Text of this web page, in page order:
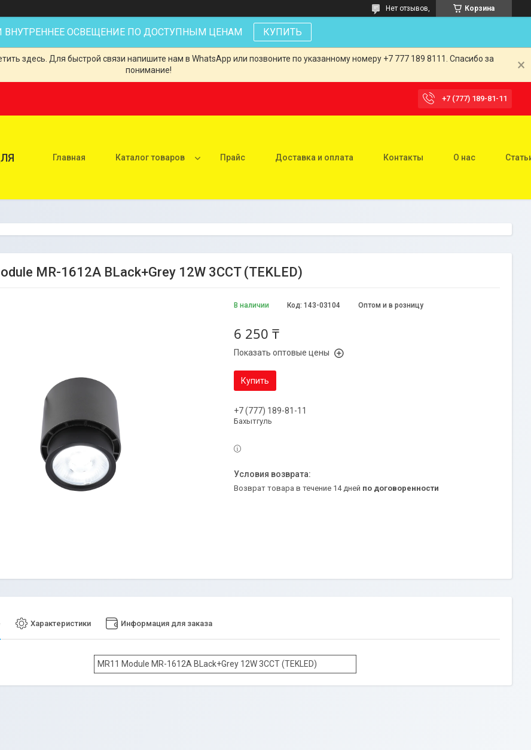
Корзина
Нет отзывов,
ВНУТРЕННЕЕ ОСВЕЩЕНИЕ ПО ДОСТУПНЫМ ЦЕНАМ КУПИТЬ
здесь. Для быстрой связи напишите нам в WhatsApp или позвоните по указанному номеру +7 777 189 8111. Спасибо за
понимание!
+7 (777) 189-81-11
Главная Каталог товаров Прайс Доставка и оплата Контакты О нас
MR-1612A BLack+Grey 12W 3CCT (TEKLED)
В наличии Оптом и в розницу
Код: 143-03104
6 250 ₸
Показать оптовые цены
Купить
+7 (777) 189-81-11
Бахытгуль
возврат товара в течение 14 дней по договоренности
Характеристики Информация для заказа
MR11 Module MR-1612A BLack+Grey 12W 3CCT (TEKLED)